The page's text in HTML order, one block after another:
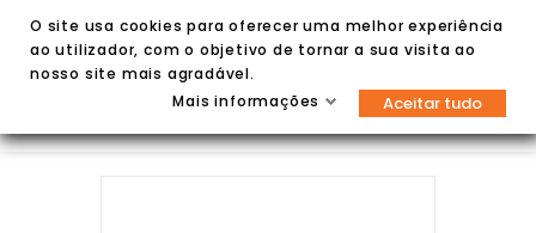

O site usa cookies para oferecer uma melhor experiência
ao utilizador, com o objetivo de tornar a sua visita ao
nosso site mais agradável.
Mais informações
Aceitar tudo